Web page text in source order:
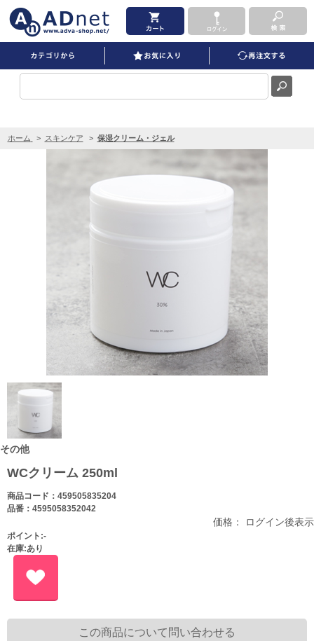
ホーム > スキンケア > 保湿クリーム・ジェル
その他
WCクリーム 250ml
商品コード：459505835204
品番：4595058352042
価格： ログイン後表示
ポイント:-
在庫:あり